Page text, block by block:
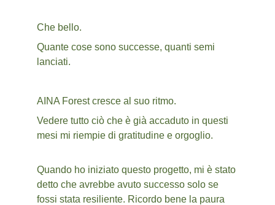
Che bello.
Quante cose sono successe, quanti semi
lanciati.
AINA Forest cresce al suo ritmo.
Vedere tutto ciò che è già accaduto in questi
mesi mi riempie di gratitudine e orgoglio.
Quando ho iniziato questo progetto, mi è stato
detto che avrebbe avuto successo solo se
fossi stata resiliente. Ricordo bene la paura